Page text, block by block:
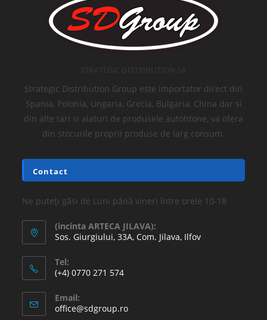
Strategic Distribution Group este importator direct din
Spania, Polonia, Ungaria, Grecia, Bulgaria, China dar si
din alte tari si alaturi de produsele autohtone, va ofera
din stocurile proprii produse de larg consum.
Contact
Ne puteți găsi de Luni până vineri între orele 10-18
(incinta ARTECA JILAVA):
Sos. Giurgiului, 33A, Com. Jilava, Ilfov
Tel:
(+4) 0770 271 574
Email:
office@sdgroup.ro